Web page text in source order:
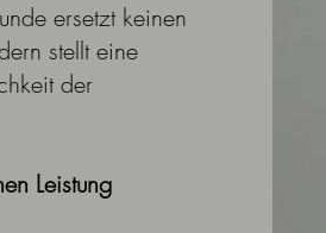
ersetzt keinen
stellt eine
der
Leistung